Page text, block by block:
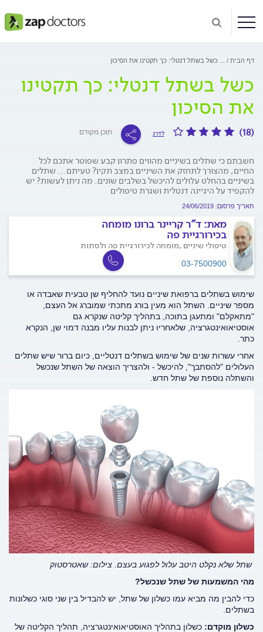
דף הבית כשל בשתל דנטלי: כך תקטינו את הסיכון
כשל בשתל דנטלי: כך תקטינו
את הסיכון
(18) לדרג תוכן מקודם
חשבתם כי שתלים בשיניים מהווים פתרון קבע שפוטר אתכם לכל
החיים, מהצורך לתחזק את השיניים במצב תקין? טעיתם... שתלים
בשיניים בהחלט עלולים להיכשל בשלבים שונים. מה ניתן לעשות? יש
להקפיד על היגיינה דנטלית ושגרת טיפולים
תאריך פרסום: 24/06/2019
מאת: ד"ר קריינר ברונו מומחה
בכירורגיית פה
טיפולי שיניים ,מומחה לכירורגיית פה ולסתות
03-7500900
שימוש בשתלים ברפואת שיניים נועד להחליף שן טבעית שאבדה או
מספר שיניים. השתל הוא מעין בורג מתכתי שמוברג אל העצם,
"מתאקלם" ומתעגן בתוכה, בתהליך קליטה שנקרא גם
אוסטיאואינטגרציה, שלאחריו ניתן לבנות עליו מבנה דמוי שן, הנקרא
כתר.
אחרי עשרות שנים של שימוש בשתלים דנטליים, כיום ברור שיש שתלים
העלולים "להסתבך", להיכשל - ולהצריך הוצאה של השתל שנכשל
והשתלה נוספת של שתל חדש.
שתל שלא נקלט היטב עלול לפגוע בעצם. צילום: שאטרסטוק
מהי המשמעות של שתל שנכשל?
כדי להבין מה מביא עמו כשלון של שתל, יש להבדיל בין שני סוגי כשלונות
בשתלים.
כשלון מוקדם: כשלון בתהליך האוסטיאואינטגרציה, תהליך הקליטה של